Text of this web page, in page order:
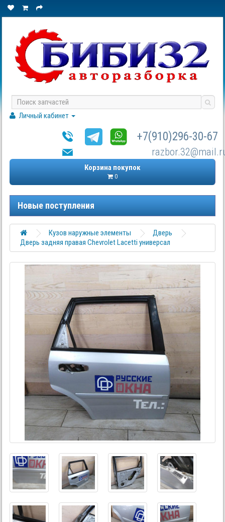
Личный кабинет
+7(910)296-30-67
Корзина покупок
0
Новые поступления
Кузов наружные элементы
Дверь
Дверь задняя правая Chevrolet Lacetti универсал